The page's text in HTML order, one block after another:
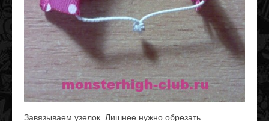
Завязываем узелок. Лишнее нужно обрезать.